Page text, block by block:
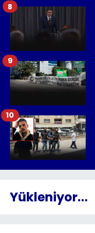
8
9
10
Yükleniyor...